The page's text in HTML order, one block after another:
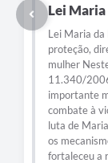
Lei
Lei Maria da
proteção,
mulher
11.340/
importante
combate à
luta de
os
fortaleceu a